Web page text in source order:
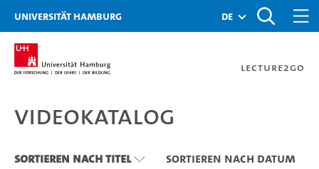
Zu den Filtern
Zur Metanavigation
Zur Hauptnavigation
Zur Suche
Zum Inhalt
Zum Seitenfuss
Universität Hamburg de
Lecture2Go
Videokatalog
Videokatalog
Sortieren nach Titel Sortieren nach Datum